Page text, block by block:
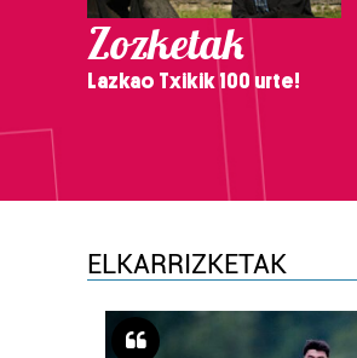
Zozketak
Lazkao Txikik 100 urte!
ELKARRIZKETAK